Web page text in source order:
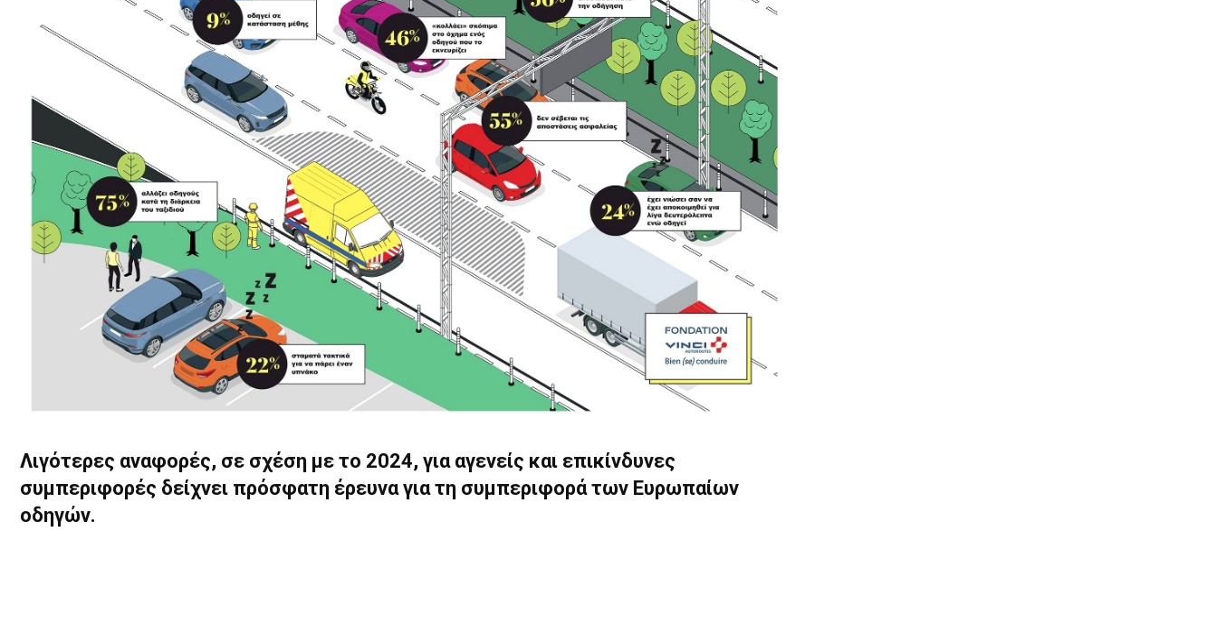
Λιγότερες αναφορές, σε σχέση με το 2024, για αγενείς και επικίνδυνες
συμπεριφορές δείχνει πρόσφατη έρευνα για τη συμπεριφορά των Ευρωπαίων
οδηγών.